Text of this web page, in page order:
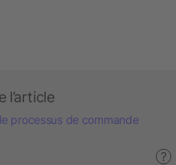
l’article
processus de commande
?